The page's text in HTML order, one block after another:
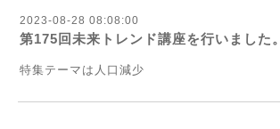
2023-08-28 08:08:00
第175回未来トレンド講座を行いました。
特集テーマは人口減少